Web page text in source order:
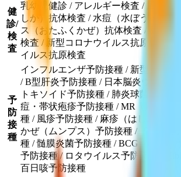
健
診/
検
査
乳幼児健診 / アレルギー検査 / 風疹抗
しか）抗体検査 / 水痘（水ぼうそう）
ス（おたふくかぜ）抗体検査 / 新型コ
検査 / 新型コロナウイルス抗原検査 /
イルス抗原検査
予
防
接
種
インフルエンザ予防接種 / 新型コロナ
/ B型肝炎予防接種 / 日本脳炎ウイル
トキソイド予防接種 / 肺炎球菌予防接
痘・帯状疱疹予防接種 / MR（麻疹・
種 / 風疹予防接種 / 麻疹（はしか）予
かぜ（ムンプス）予防接種 / 子宮頸が
種 / 髄膜炎菌予防接種 / BCG（結核）
予防接種 / ロタウイルス予防接種 /
百日咳予防接種